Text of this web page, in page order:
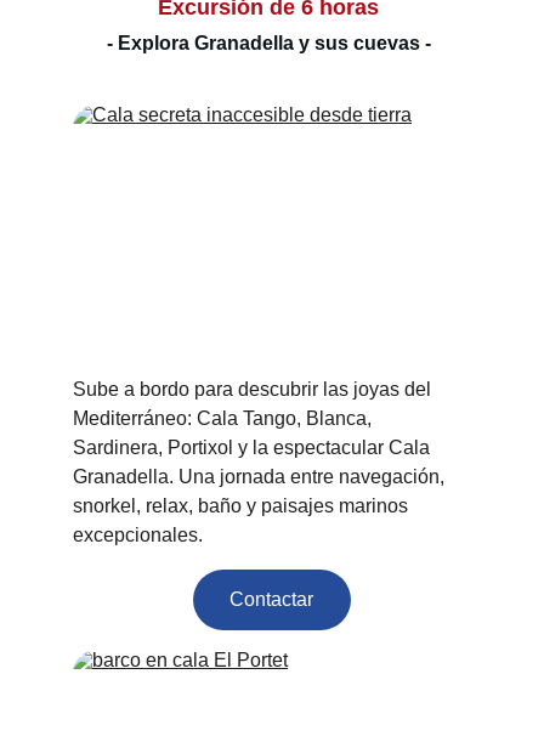
Sube a bordo para descubrir las joyas del
Mediterráneo: Cala Tango, Blanca,
Sardinera, Portixol y la espectacular Cala
Granadella. Una jornada entre navegación,
snorkel, relax, baño y paisajes marinos
excepcionales.
Excursión de 6 horas
- Explora Granadella y sus cuevas -
Contactar